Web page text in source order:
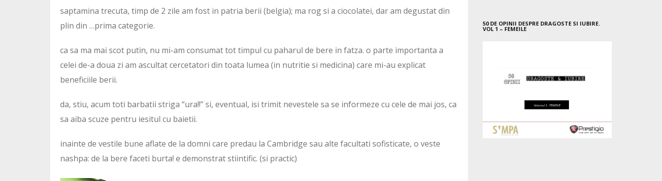
saptamina trecuta, timp de 2 zile am fost in patria berii (belgia); ma rog si a ciocolatei, dar am degustat din
plin din …prima categorie.
ca sa ma mai scot putin, nu mi-am consumat tot timpul cu paharul de bere in fatza. o parte importanta a
celei de-a doua zi am ascultat cercetatori din toata lumea (in nutritie si medicina) care mi-au explicat
beneficiile berii.
da, stiu, acum toti barbatii striga “ura!!” si, eventual, isi trimit nevestele sa se informeze cu cele de mai jos, ca
sa aiba scuze pentru iesitul cu baietii.
inainte de vestile bune aflate de la domni care predau la Cambridge sau alte facultati sofisticate, o veste
nashpa: de la bere faceti burta! e demonstrat stiintific. (si practic)
50 DE OPINII DESPRE DRAGOSTE SI IUBIRE.
VOL 1 – FEMEILE